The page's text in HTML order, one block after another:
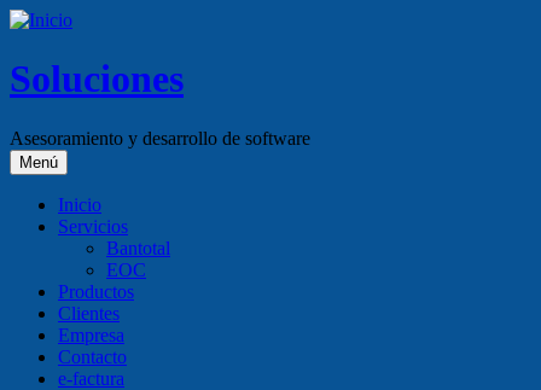
Soluciones
Asesoramiento y desarrollo de software
Menú
Inicio
Servicios
Bantotal
EOC
Productos
Clientes
Empresa
Contacto
e-factura